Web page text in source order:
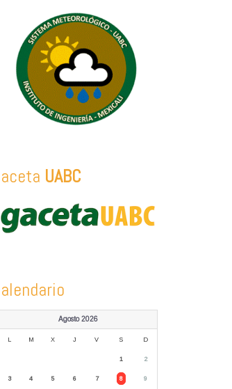
UABC
Agosto 2026
L M X J V S D
1 2
3 4 5 6 7 8 9